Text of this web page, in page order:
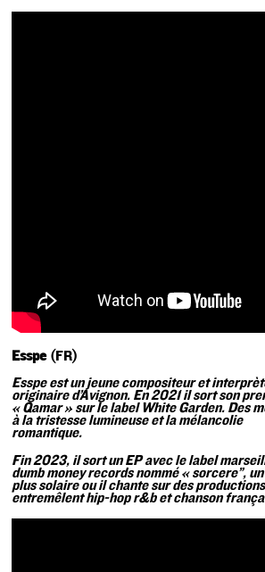
Esspe (FR)
Esspe est un jeune compositeur et
originaire d’Avignon. En 2021 il sort son
« Qamar » sur le label White Garden. Des
à la tristesse lumineuse et la mélancolie
romantique.
Fin 2023, il sort un EP avec le label
dumb money records nommé « sorcere”,
plus solaire ou il chante sur des
entremêlent hip-hop r&b et chanson